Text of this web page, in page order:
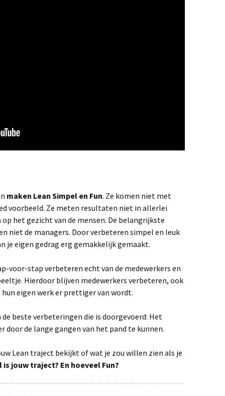
maken Lean Simpel en Fun. Ze komen niet met
voorbeeld. Ze meten resultaten niet in allerlei
het gezicht van de mensen. De belangrijkste
niet de managers. Door verbeteren simpel en leuk
je eigen gedrag erg gemakkelijk gemaakt.
voor-stap verbeteren echt van de medewerkers en
Hierdoor blijven medewerkers verbeteren, ook
eigen werk er prettiger van wordt.
beste verbeteringen die is doorgevoerd: Het
door de lange gangen van het pand te kunnen.
Lean traject bekijkt of wat je zou willen zien als je
is jouw traject? En hoeveel Fun?